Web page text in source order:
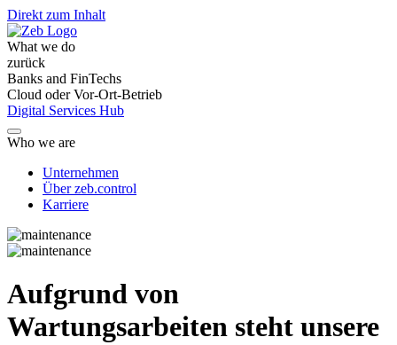
Direkt zum Inhalt
What we do
zurück
Banks and FinTechs
Cloud oder Vor-Ort-Betrieb
Digital Services Hub
Who we are
Unternehmen
Über zeb.control
Karriere
Aufgrund von
Wartungsarbeiten steht unsere